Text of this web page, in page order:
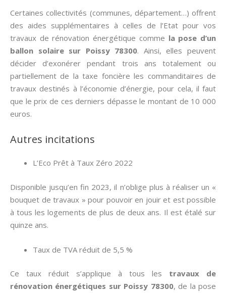
Certaines collectivités (communes, département…) offrent
des aides supplémentaires à celles de l’Etat pour vos
travaux de rénovation énergétique comme la pose d’un
ballon solaire sur Poissy 78300. Ainsi, elles peuvent
décider d’exonérer pendant trois ans totalement ou
partiellement de la taxe foncière les commanditaires de
travaux destinés à l’économie d’énergie, pour cela, il faut
que le prix de ces derniers dépasse le montant de 10 000
euros.
Autres incitations
L’Eco Prêt à Taux Zéro 2022
Disponible jusqu’en fin 2023, il n’oblige plus à réaliser un «
bouquet de travaux » pour pouvoir en jouir et est possible
à tous les logements de plus de deux ans. Il est étalé sur
quinze ans.
Taux de TVA réduit de 5,5 %
Ce taux réduit s’applique à tous les travaux de
rénovation énergétiques sur Poissy 78300, de la pose